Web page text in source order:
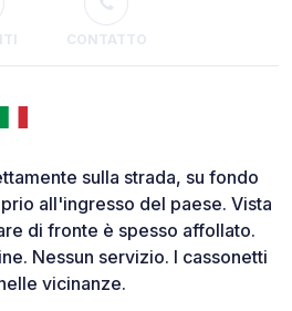
CONTATTO
sulla strada, su fondo
all'ingresso del paese. Vista
di fronte è spesso affollato.
Nessun servizio. I cassonetti
vicinanze.